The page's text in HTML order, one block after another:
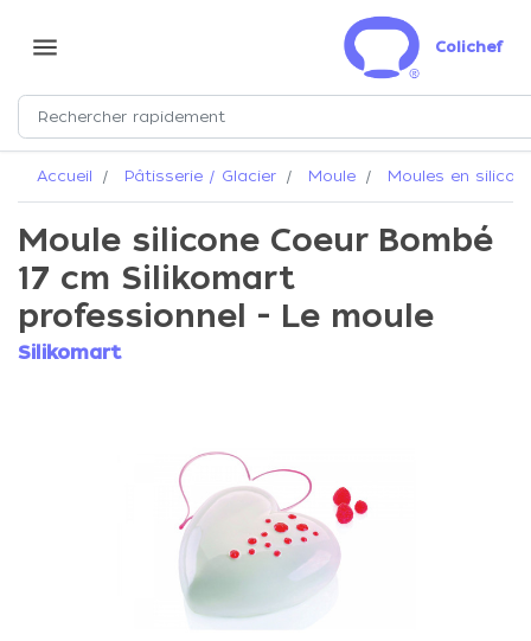
menu Colichef
Accueil Pâtisserie / Glacier Moule Moules en
Moule silicone Coeur Bombé
17 cm Silikomart
professionnel - Le moule
Silikomart